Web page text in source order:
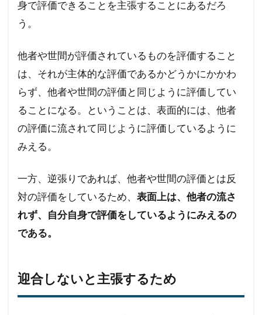
身で評価できることを主張することにあるだろ
う。
他者や世間が評価されているものを評価すること
は、それが主体的な評価であるかどうかにかかわ
らず、他者や世間の評価と同じように評価してい
ることになる。ということは、表面的には、他者
の評価に流されて同じように評価しているように
みえる。
一方、逆張りであれば、他者や世間の評価とは反
対の評価をしているため、 表面上は、他者の流さ
れず、自分自身で評価をしているようにみえるの
である。
迎合しないと主張するため